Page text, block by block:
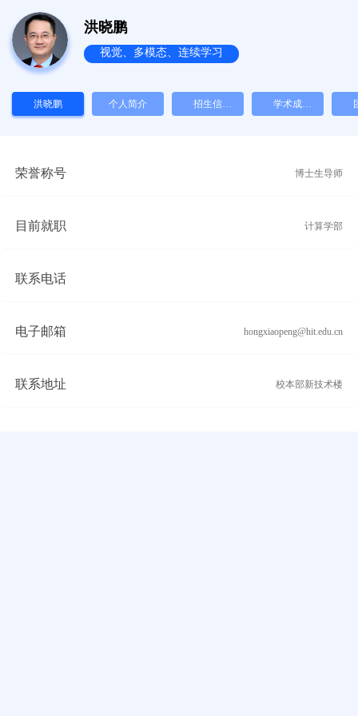
洪晓鹏
视觉、多模态、连续学习
洪晓鹏 个人简介 招生信 学术成
荣誉称号 博士生导师
目前就职 计算学部
联系电话
电子邮箱 hongxiaopeng@hit.edu.cn
联系地址 校本部新技术楼